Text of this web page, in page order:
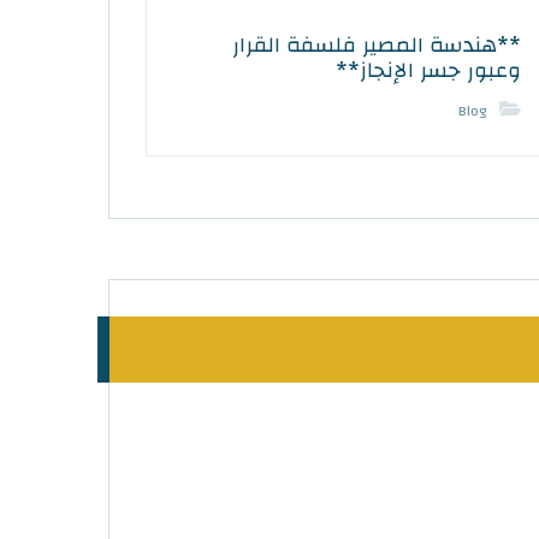
**هندسة المصير فلسفة القرار
وعبور جسر الإنجاز**
Blog